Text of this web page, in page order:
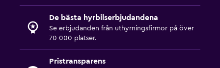
De bästa hyrbilserbjudandena
Se erbjudanden från uthyrningsfirmor på över
70 000 platser.
Pristransparens